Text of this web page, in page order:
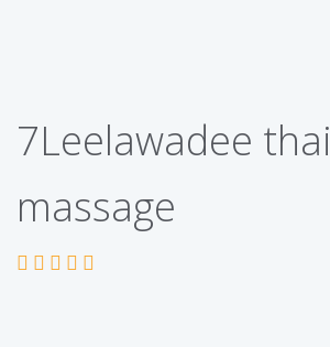
7Leelawadee thai
massage